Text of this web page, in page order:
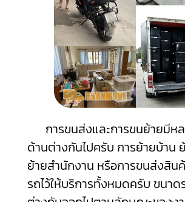
การขนส่งและการขนย้ายมีห
ด้านต่างกันไปครับ การย้ายบ้าน
ย้ายสำนักงาน หรือการขนส่งสิน
รถไว้ให้บริการทั้งหมดครับ ขนา